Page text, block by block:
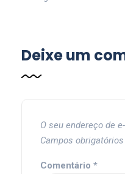
Deixe um
O seu endereço de
Campos
Comentário *